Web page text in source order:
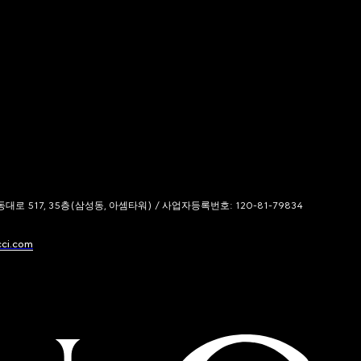
대로 517, 35층(삼성동, 아셈타워) / 사업자등록번호: 120-81-79834